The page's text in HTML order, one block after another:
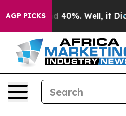
AGP PICKS
Around 40%. Well, it Didn’t